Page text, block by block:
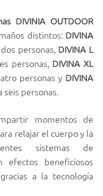
DIVINIA OUTDOOR
distintos: DIVINA
personas, DIVINA L
personas, DIVINA XL
personas y DIVINA
seis personas.
momentos de
relajar el cuerpo y la
sistemas de
efectos beneficiosos
a la tecnología